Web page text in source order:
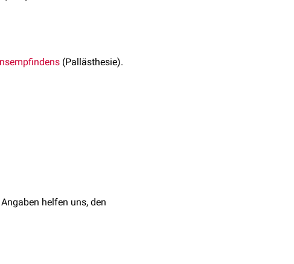
(Pallästhesie).
helfen uns, den